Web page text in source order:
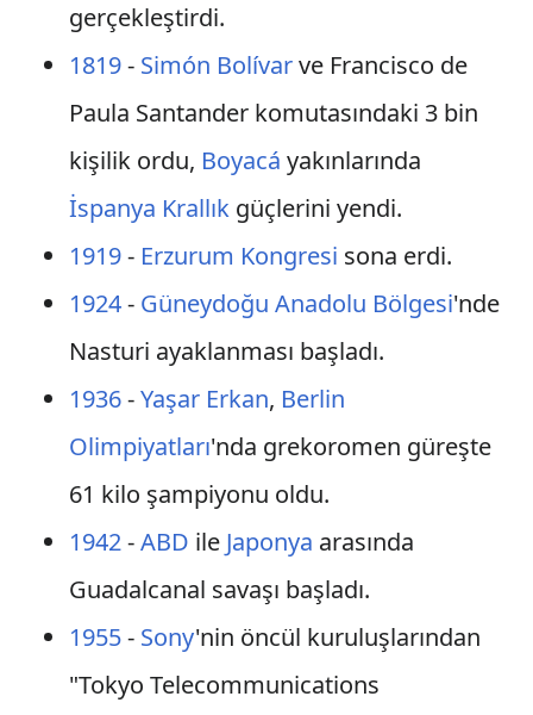
gerçekleştirdi.
1819- Simón Bolívarve Francisco de
Paula Santander komutasındaki 3 bin
kişilik ordu, Boyacá yakınlarında
İspanya Krallıkgüçlerini yendi.
1919- Erzurum Kongresi sona erdi.
1924- Güneydoğu Anadolu Bölgesi'nde
Nasturi ayaklanması başladı.
1936-Yaşar Erkan, Berlin
Olimpiyatları'nda grekoromen güreşte
61 kilo şampiyonu oldu.
1942-ABD ile Japonya arasında
Guadalcanal savaşı başladı.
1955- Sony'nin öncül kuruluşlarından
"Tokyo Telecommunications